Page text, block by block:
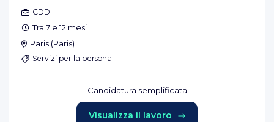
CDD
Tra 7 e 12 mesi
Paris (Paris)
Servizi per la persona
Candidatura semplificata
Visualizza il lavoro